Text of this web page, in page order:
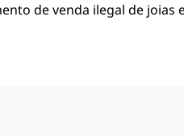
de venda ilegal de